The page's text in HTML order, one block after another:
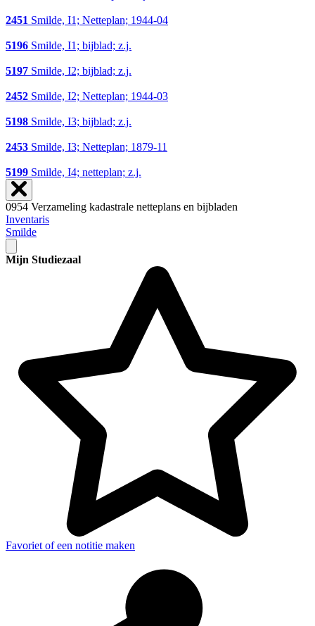
2451 Smilde, I1; Netteplan; 1944-04
5196 Smilde, I1; bijblad; z.j.
5197 Smilde, I2; bijblad; z.j.
2452 Smilde, I2; Netteplan; 1944-03
5198 Smilde, I3; bijblad; z.j.
2453 Smilde, I3; Netteplan; 1879-11
5199 Smilde, I4; netteplan; z.j.
0954 Verzameling kadastrale netteplans en bijbladen
Inventaris
Smilde
Mijn Studiezaal
Favoriet of een notitie maken